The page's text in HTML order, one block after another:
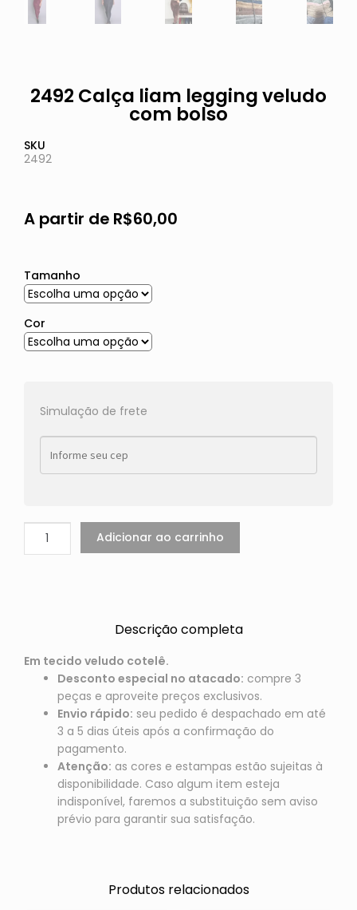
2492 Calça liam legging veludo
com bolso
SKU
2492
A partir de R$60,00
Tamanho
Cor
Simulação de frete
Adicionar ao carrinho
Descrição completa
Em tecido veludo cotelê.
Desconto especial no atacado: compre 3
peças e aproveite preços exclusivos.
Envio rápido: seu pedido é despachado em até
3 a 5 dias úteis após a confirmação do
pagamento.
Atenção: as cores e estampas estão sujeitas à
disponibilidade. Caso algum item esteja
indisponível, faremos a substituição sem aviso
prévio para garantir sua satisfação.
Produtos relacionados